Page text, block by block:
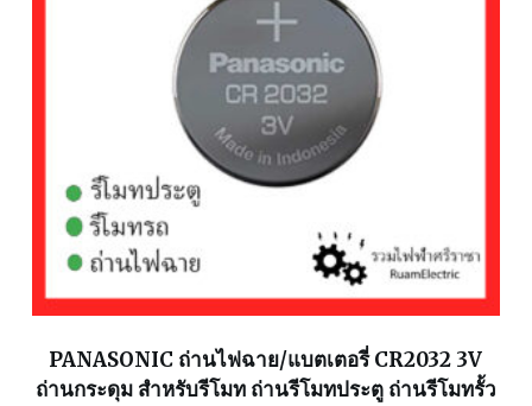
PANASONIC ถ่านไฟฉาย/แบตเตอรี่ CR2032 3V
ถ่านกระดุม สำหรับรีโมท ถ่านรีโมทประตู ถ่านรีโมทรั้ว